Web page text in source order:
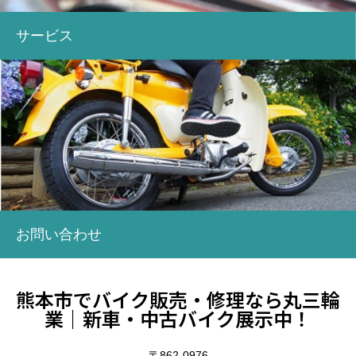
サービス
お問い合わせ
熊本市でバイク販売・修理なら丸三輪
業｜新車・中古バイク展示中！